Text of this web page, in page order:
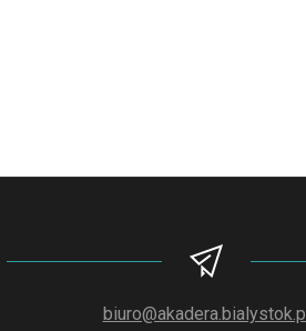
biuro@akadera.bialystok.pl